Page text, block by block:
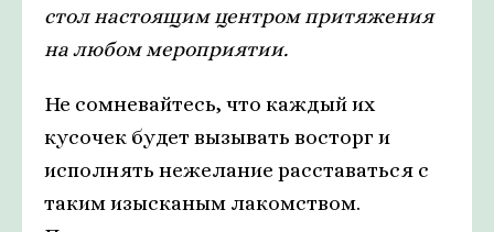
стол настоящим центром притяжения
на любом мероприятии.
Не сомневайтесь, что каждый их
кусочек будет вызывать восторг и
исполнять нежелание расставаться с
таким изысканым лакомством.